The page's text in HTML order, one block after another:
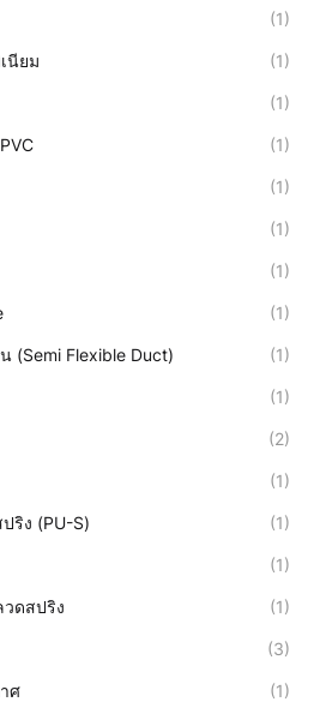
(1)
นียม (1)
(1)
(1)
(1)
(1)
(1)
(1)
(Semi Flexible Duct) (1)
(1)
(2)
(1)
ริง (PU-S) (1)
(1)
ดสปริง (1)
(3)
ศ (1)